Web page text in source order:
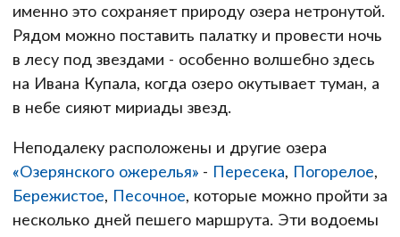
именно это сохраняет природу озера нетронутой.
Рядом можно поставить палатку и провести ночь
в лесу под звездами - особенно волшебно здесь
на Ивана Купала, когда озеро окутывает туман, а
в небе сияют мириады звезд.
Неподалеку расположены и другие озера
«Озерянского ожерелья» - Пересека, Погорелое,
Бережистое, Песочное, которые можно пройти за
несколько дней пешего маршрута. Эти водоемы